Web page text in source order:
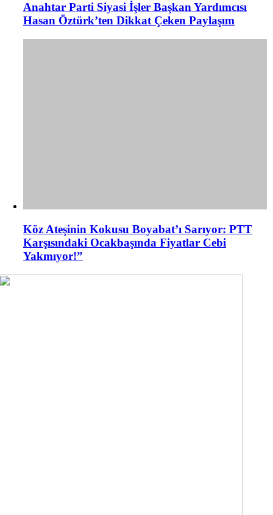
Anahtar Parti Siyasi İşler Başkan Yardımcısı
Hasan Öztürk’ten Dikkat Çeken Paylaşım
Köz Ateşinin Kokusu Boyabat’ı Sarıyor: PTT
Karşısındaki Ocakbaşında Fiyatlar Cebi
Yakmıyor!”